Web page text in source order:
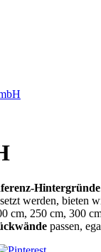
Hintergründe
werden, bieten
cm, 250 cm, 300
passen,